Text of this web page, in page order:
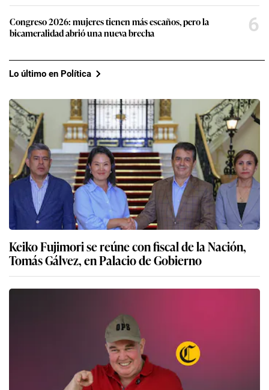
Congreso 2026: mujeres tienen más escaños, pero la
bicameralidad abrió una nueva brecha
6
Lo último en Política
Keiko Fujimori se reúne con fiscal de la Nación,
Tomás Gálvez, en Palacio de Gobierno